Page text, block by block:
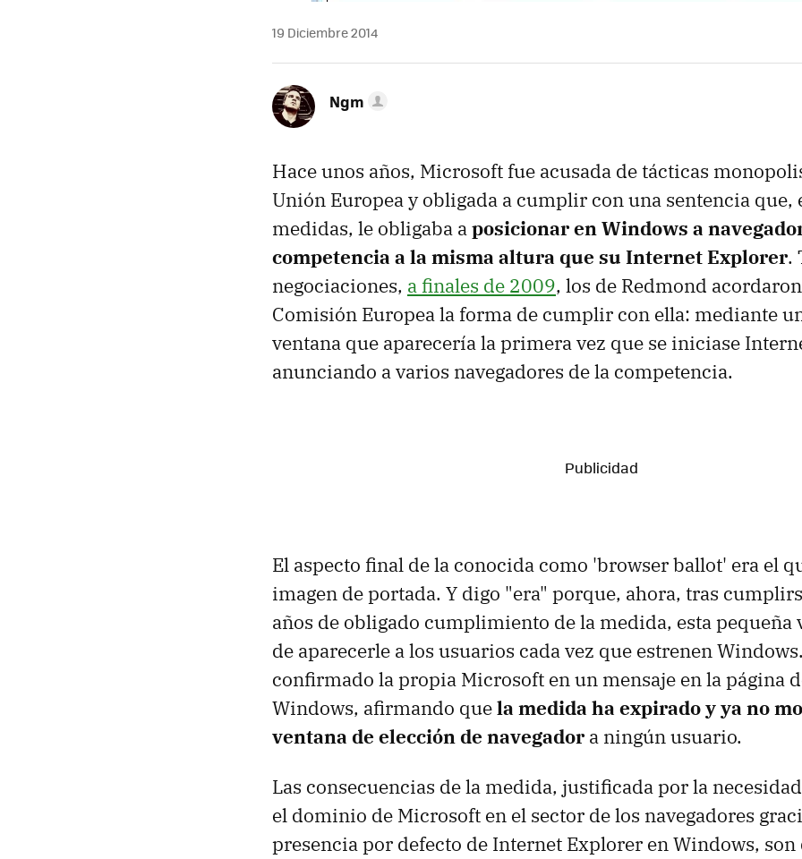
19 Diciembre 2014
Ngm
Hace unos años, Microsoft fue acusada de tácticas
Unión Europea y obligada a cumplir con una sentencia que,
medidas, le obligaba aposicionar en Windows a
competencia a la misma altura que su Internet Explorer.
negociaciones, a finales de 2009, los de Redmond
Comisión Europea la forma de cumplir con ella: mediante
ventana que aparecería la primera vez que se iniciase
anunciando a varios navegadores de la competencia.
El aspecto final de la conocida como 'browser ballot' era el
imagen de portada. Y digo "era" porque, ahora, tras
años de obligado cumplimiento de la medida, esta pequeña
de aparecerle a los usuarios cada vez que estrenen
confirmado la propia Microsoft en un mensaje en la página
Windows, afirmando quela medida ha expirado y ya no
ventana de elección de navegador a ningún usuario.
Las consecuencias de la medida, justificada por la
el dominio de Microsoft en el sector de los navegadores
presencia por defecto de Internet Explorer en Windows,